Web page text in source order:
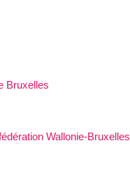
Bruxelles
Wallonie-Bruxelles